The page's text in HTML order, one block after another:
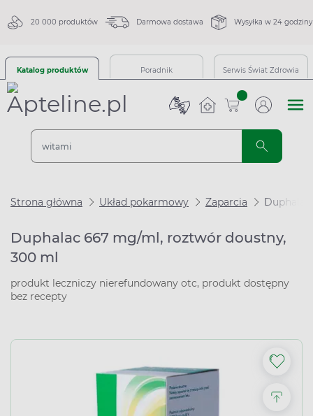
20 000 produktów Darmowa dostawa Wysyłka w 24 godziny
Katalog produktów Poradnik Serwis Świat Zdrowia
sztuk
Strona główna Układ pokarmowy Zaparcia
Duphalac 667 mg/ml, roztwór doustny,
300 ml
produkt leczniczy nierefundowany otc, produkt dostępny
bez recepty